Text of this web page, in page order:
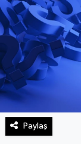
Paylaş
Resmi İlan
Sağlık
Spor